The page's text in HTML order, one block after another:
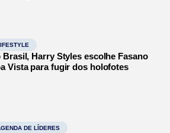
Brasil, Harry Styles escolhe Fasano
Vista para fugir dos holofotes
DE LÍDERES